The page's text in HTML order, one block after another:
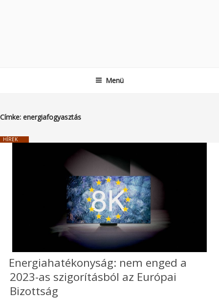
Menü
Címke: energiafogyasztás
HÍREK
Energiahatékonyság: nem enged a
2023-as szigorításból az Európai
Bizottság